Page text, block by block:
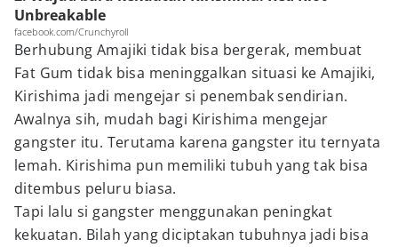
Unbreakable
facebook.com/Crunchyroll
Berhubung Amajiki tidak bisa bergerak, membuat
Fat Gum tidak bisa meninggalkan situasi ke Amajiki,
Kirishima jadi mengejar si penembak sendirian.
Awalnya sih, mudah bagi Kirishima mengejar
gangster itu. Terutama karena gangster itu ternyata
lemah. Kirishima pun memiliki tubuh yang tak bisa
ditembus peluru biasa.
Tapi lalu si gangster menggunakan peningkat
kekuatan. Bilah yang diciptakan tubuhnya jadi bisa